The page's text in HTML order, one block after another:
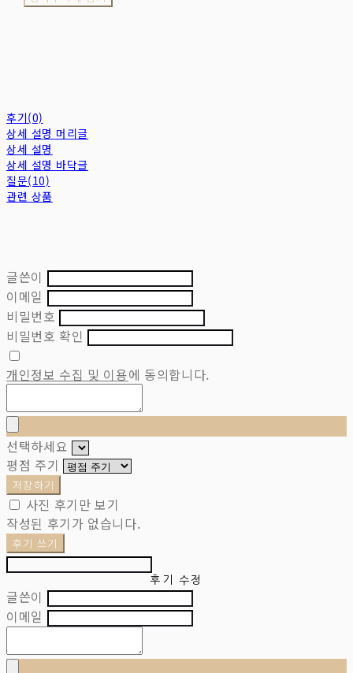
후기(0)
상세 설명 머리글
상세 설명
상세 설명 바닥글
질문(10)
관련 상품
글쓴이
이메일
비밀번호
비밀번호 확인
개인정보 수집 및 이용에 동의합니다.
선택하세요
평점 주기
저장하기
사진 후기만 보기
작성된 후기가 없습니다.
후기 쓰기
후기 수정
글쓴이
이메일